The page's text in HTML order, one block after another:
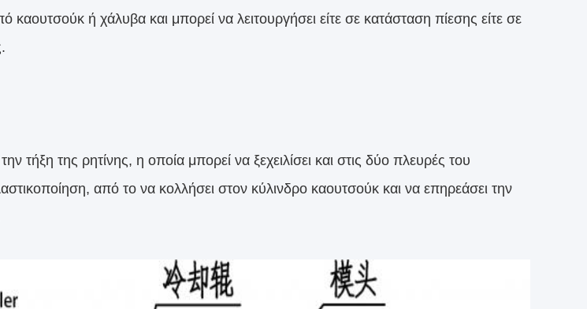
καουτσούκ ή χάλυβα και μπορεί να λειτουργήσει είτε σε κατάσταση πίεσης είτε σε
τήξη της ρητίνης, η οποία μπορεί να ξεχειλίσει και στις δύο πλευρές του
από το να κολλήσει στον κύλινδρο καουτσούκ και να επηρεάσει την